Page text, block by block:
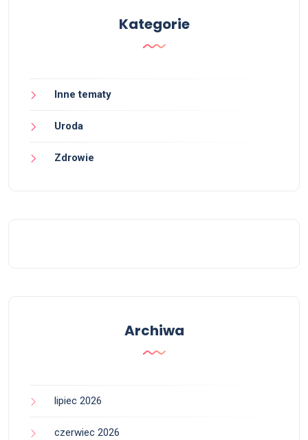
Kategorie
Inne tematy
Uroda
Zdrowie
Archiwa
lipiec 2026
czerwiec 2026